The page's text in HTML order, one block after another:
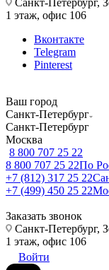
Санкт-Петербург,
1 этаж, офис 106
Вконтакте
Telegram
Pinterest
Ваш город
Санкт-Петербург
Санкт-Петербург
Москва
8 800 707 25 22
8 800 707 25 22По
+7 (812) 317 25 22
+7 (499) 450 25 22
Заказать звонок
Санкт-Петербург,
1 этаж, офис 106
Войти